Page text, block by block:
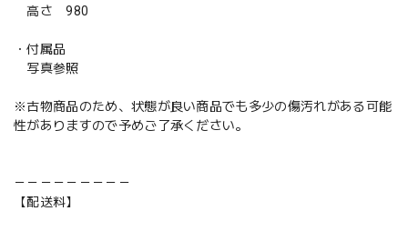
高さ 980
・付属品
写真参照
※古物商品のため、状態が良い商品でも多少の傷汚れがある可能
性がありますので予めご了承ください。
－－－－－－－－－
【配送料】